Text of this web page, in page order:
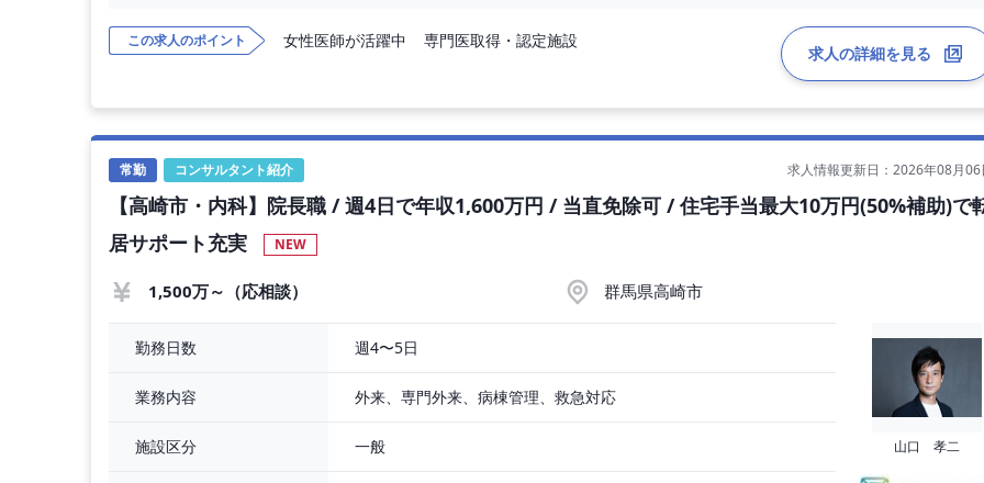
■病院概要■____________________________________
《アクセス》 最寄り駅よりタクシー5分程度
--------<詳細はお気軽にお問い合わせください>--------
◆お電話でお問い合わせの際は、求人番号:DO-1008680とお伝えください。
◆お問い合わせを頂いても即応募とはなりませんのでご安心ください。
この求人のポイント 女性医師が活躍中 専門医取得・認定施設
求人の詳細を見る
常勤 コンサルタント紹介 求人情報更新日：2026年08月06
【高崎市・内科】院長職 / 週4日で年収1,600万円 / 当直免除可 / 住宅手当最大10万円(50%補助)で
居サポート充実
NEW
1,500万～（応相談） 群馬県高崎市
勤務日数 週4〜5日
業務内容 外来、専門外来、病棟管理、救急対応
施設区分 一般 山口 孝二